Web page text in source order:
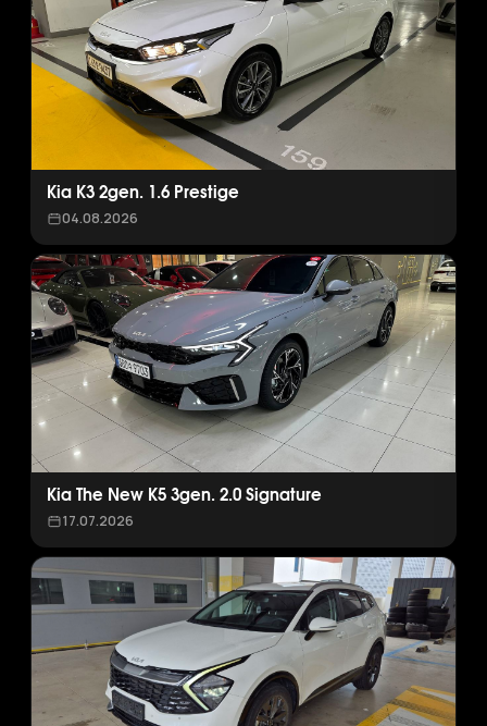
Kia K3 2gen. 1.6 Prestige
04.08.2026
Kia The New K5 3gen. 2.0 Signature
17.07.2026